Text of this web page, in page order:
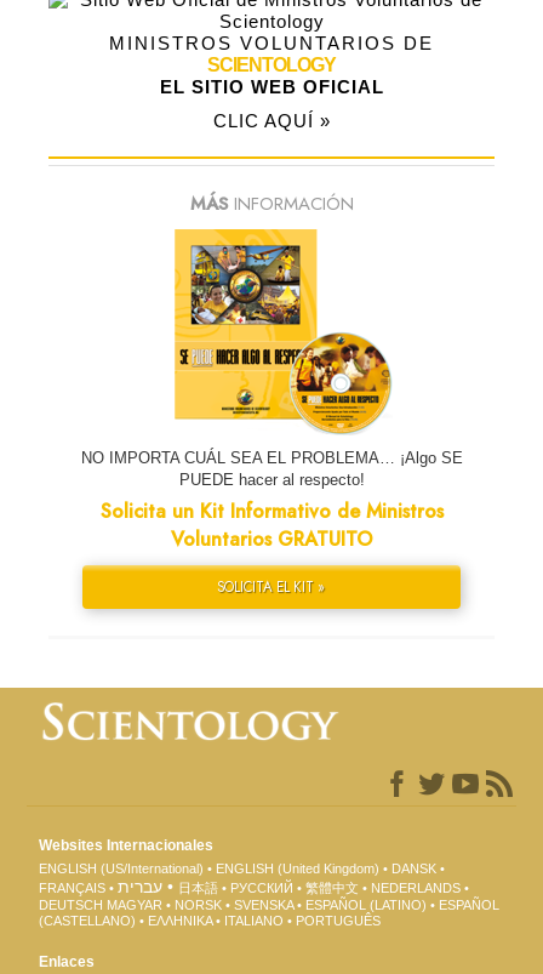
MINISTROS VOLUNTARIOS DE
SCIENTOLOGY
EL SITIO WEB OFICIAL
CLIC AQUÍ »
MÁSINFORMACIÓN
NO IMPORTA CUÁL SEA EL PROBLEMA… ¡Algo SE
PUEDE hacer al respecto!
Solicita un Kit Informativo de Ministros
Voluntarios GRATUITO
SOLICITA EL KIT »
Websites Internacionales
ENGLISH (US/International) ENGLISH (United Kingdom)
DANSK
FRANÇAIS
עברית 日本語 РУССКИЙ 繁體中文
NEDERLANDS
DEUTSCH MAGYAR NORSK SVENSKA ESPAÑOL (LATINO)
ESPAÑOL
(CASTELLANO)
ΕΛΛΗΝΙΚA ITALIANO PORTUGUÊS
Enlaces